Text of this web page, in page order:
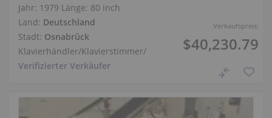
Verkaufspreis:
$40,230.79
Jahr: 1979 Länge: 80 inch
Land: Deutschland
Stadt: Osnabrück
Klavierhändler/Klavierstimmer/
Verifizierter Verkäufer